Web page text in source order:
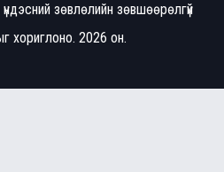
зөвлөлийн зөвшөөрөлгүй
хориглоно. 2026 он.